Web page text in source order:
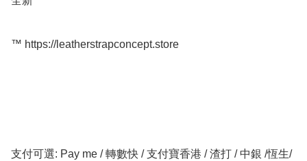
™️ https://leatherstrapconcept.store
支付可選: Pay me / 轉數快 / 支付寶香港 / 渣打 / 中銀 /恆生/